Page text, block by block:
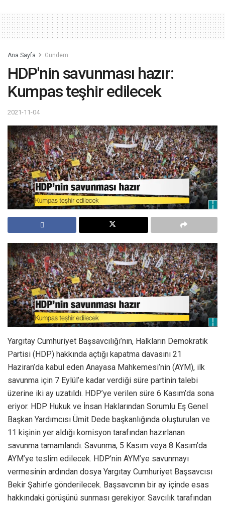
Ana Sayfa Gündem
HDP'nin savunması hazır:
Kumpas teşhir edilecek
2021-11-04
Yargıtay Cumhuriyet Başsavcılığı’nın, Halkların Demokratik
Partisi (HDP) hakkında açtığı kapatma davasını 21
Haziran’da kabul eden Anayasa Mahkemesi’nin (AYM), ilk
savunma için 7 Eylül’e kadar verdiği süre partinin talebi
üzerine iki ay uzatıldı. HDP’ye verilen süre 6 Kasım’da sona
eriyor. HDP Hukuk ve İnsan Haklarından Sorumlu Eş Genel
Başkan Yardımcısı Ümit Dede başkanlığında oluşturulan ve
11 kişinin yer aldığı komisyon tarafından hazırlanan
savunma tamamlandı. Savunma, 5 Kasım veya 8 Kasım’da
AYM’ye teslim edilecek. HDP’nin AYM’ye savunmayı
vermesinin ardından dosya Yargıtay Cumhuriyet Başsavcısı
Bekir Şahin’e gönderilecek. Başsavcının bir ay içinde esas
hakkındaki görüşünü sunması gerekiyor. Savcılık tarafından